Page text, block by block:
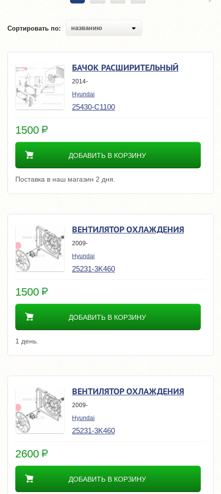
Сортировать по: названию
БАЧОК РАСШИРИТЕЛЬНЫЙ
2014-
Hyundai
25430-C1100
1500
ДОБАВИТЬ В КОРЗИНУ
Поставка в наш магазин 2 дня.
ВЕНТИЛЯТОР ОХЛАЖДЕНИЯ
2009-
Hyundai
25231-3K460
1500
ДОБАВИТЬ В КОРЗИНУ
1 день.
ВЕНТИЛЯТОР ОХЛАЖДЕНИЯ
2009-
Hyundai
25231-3K460
2600
ДОБАВИТЬ В КОРЗИНУ